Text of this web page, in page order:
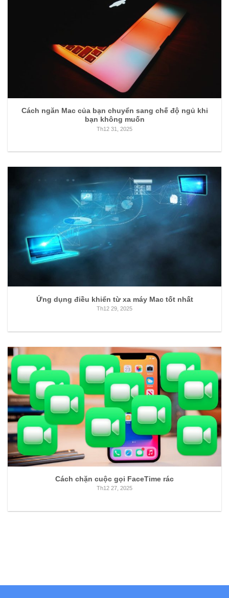
Cách ngăn Mac của bạn chuyển sang chế độ ngủ khi
bạn không muốn
Th12 31, 2025
Ứng dụng điều khiển từ xa máy Mac tốt nhất
Th12 29, 2025
Cách chặn cuộc gọi FaceTime rác
Th12 27, 2025